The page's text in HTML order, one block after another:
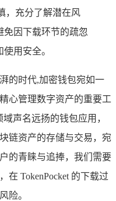
，充分了解潜在风
免因下载环节的疏忽
使用安全。
的时代,加密钱包宛如一
心管理数字资产的重要工
声名远扬的钱包应用，
链资产的存储与交易，宛
的青睐与追捧，我们需要
在 TokenPocket 的下载过
险。